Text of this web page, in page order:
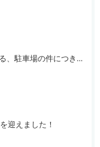
星木ビル外壁塗装による、駐車場の件につきまして。
迎えました！